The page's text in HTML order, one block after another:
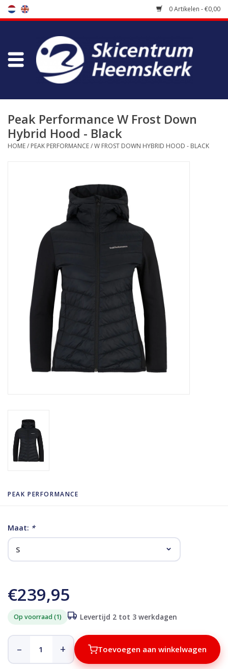
0 Artikelen - €0,00
Winkel
Bootfitting
Onderhoud
Peak Performance W Frost Down
Hybrid Hood - Black
HOME/ PEAK PERFORMANCE/W FROST DOWN HYBRID HOOD - BLACK
PEAK PERFORMANCE
Maat: *
€239,95
Op voorraad (1) Levertijd 2 tot 3 werkdagen
– + Toevoegen aan winkelwagen